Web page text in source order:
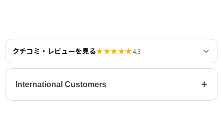
クチコミ・レビューを見る★★★★★4.3
International Customers +